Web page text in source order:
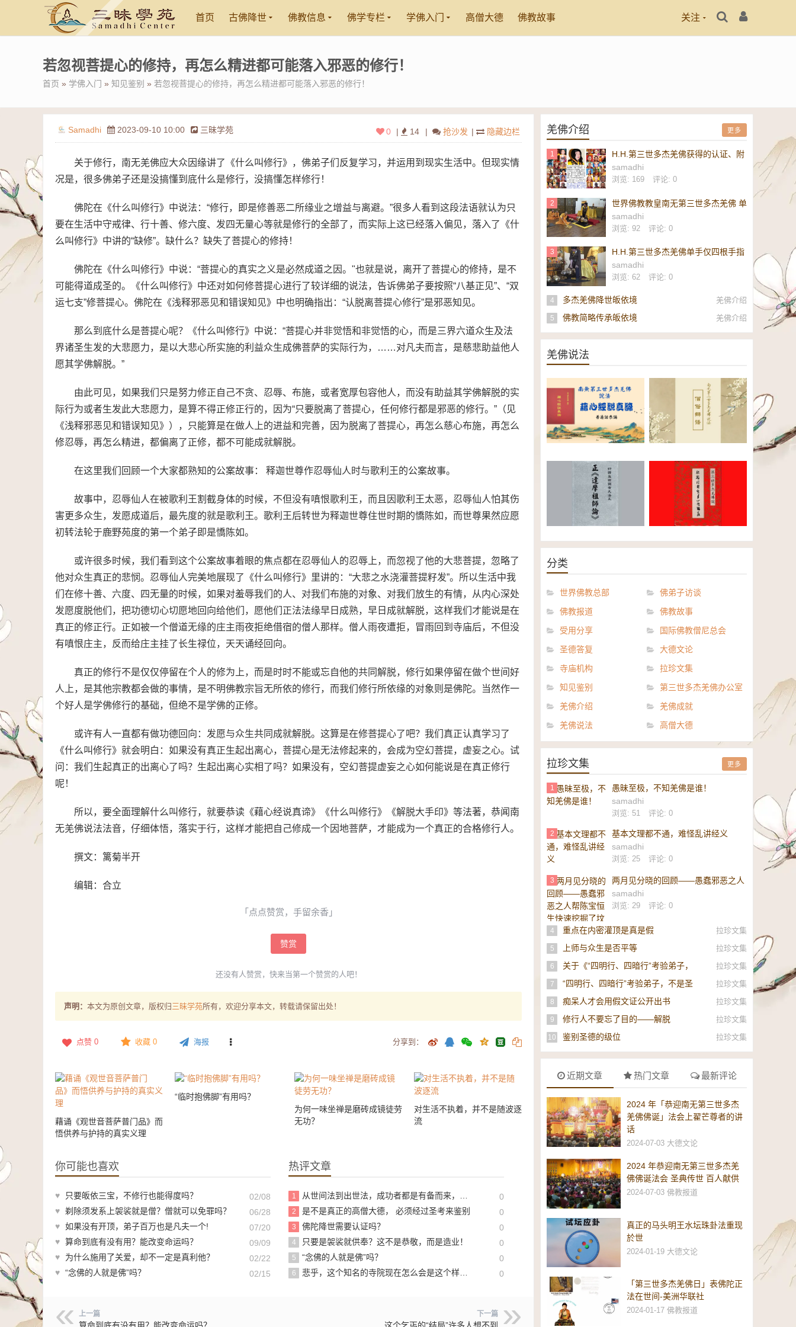
关注
首页 古佛降世 佛教信息 佛学专栏 学佛入门 高僧大德 佛教故事
若忽视菩提心的修持，再怎么精进都可能落入邪恶的修行！
首页 » 学佛入门 » 知见鉴别 » 若忽视菩提心的修持，再怎么精进都可能落入邪恶的修行！
Samadhi 2023-09-10 10:00 三昧学苑 | 隐藏边栏
| 抢沙发
| 14
0
关于修行，南无羌佛应大众因缘讲了《什么叫修行》，佛弟子们反复学习，并运用到现实生活中。但现实情
况是，很多佛弟子还是没搞懂到底什么是修行，没搞懂怎样修行！
佛陀在《什么叫修行》中说法：“修行，即是修善恶二所缘业之增益与离避。”很多人看到这段法语就认为只
要在生活中守戒律、行十善、修六度、发四无量心等就是修行的全部了，而实际上这已经落入偏见，落入了《什
么叫修行》中讲的“缺修”。缺什么？缺失了菩提心的修持！
佛陀在《什么叫修行》中说：“菩提心的真实之义是必然成道之因。"也就是说，离开了菩提心的修持，是不
可能得道成圣的。《什么叫修行》中还对如何修菩提心进行了较详细的说法，告诉佛弟子要按照“八基正见”、“双
运七支”修菩提心。佛陀在《浅释邪恶见和错误知见》中也明确指出：“认脱离菩提心修行”是邪恶知见。
那么到底什么是菩提心呢？《什么叫修行》中说：“菩提心并非觉悟和非觉悟的心，而是三界六道众生及法
界诸圣生发的大悲愿力，是以大悲心所实施的利益众生成佛菩萨的实际行为，……对凡夫而言，是慈悲助益他人
愿其学佛解脱。”
由此可见，如果我们只是努力修正自己不贪、忍辱、布施，或者宽厚包容他人，而没有助益其学佛解脱的实
际行为或者生发此大悲愿力，是算不得正修正行的，因为“只要脱离了菩提心，任何修行都是邪恶的修行。”（见
《浅释邪恶见和错误知见》），只能算是在做人上的进益和完善，因为脱离了菩提心，再怎么慈心布施，再怎么
修忍辱，再怎么精进，都偏离了正修，都不可能成就解脱。
在这里我们回顾一个大家都熟知的公案故事： 释迦世尊作忍辱仙人时与歌利王的公案故事。
故事中，忍辱仙人在被歌利王割截身体的时候，不但没有嗔恨歌利王，而且因歌利王太恶，忍辱仙人怕其伤
害更多众生，发愿成道后，最先度的就是歌利王。歌利王后转世为释迦世尊住世时期的憍陈如，而世尊果然应愿
初转法轮于鹿野苑度的第一个弟子即是憍陈如。
或许很多时候，我们看到这个公案故事着眼的焦点都在忍辱仙人的忍辱上，而忽视了他的大悲菩提，忽略了
他对众生真正的悲悯。忍辱仙人完美地展现了《什么叫修行》里讲的：“大悲之水浇灌菩提籽发”。所以生活中我
们在修十善、六度、四无量的时候，如果对羞辱我们的人、对我们布施的对象、对我们放生的有情，从内心深处
发愿度脱他们，把功德切心切愿地回向给他们，愿他们正法法缘早日成熟，早日成就解脱，这样我们才能说是在
真正的修正行。正如被一个僧道无缘的庄主雨夜拒绝借宿的僧人那样。僧人雨夜遭拒，冒雨回到寺庙后，不但没
有嗔恨庄主，反而给庄主挂了长生禄位，天天诵经回向。
真正的修行不是仅仅停留在个人的修为上，而是时时不能或忘自他的共同解脱，修行如果停留在做个世间好
人上，是其他宗教都会做的事情，是不明佛教宗旨无所依的修行，而我们修行所依缘的对象则是佛陀。当然作一
个好人是学佛修行的基础，但绝不是学佛的正修。
或许有人一直都有做功德回向：发愿与众生共同成就解脱。这算是在修菩提心了吧？我们真正认真学习了
《什么叫修行》就会明白：如果没有真正生起出离心，菩提心是无法修起来的，会成为空幻菩提，虚妄之心。试
问：我们生起真正的出离心了吗？生起出离心实相了吗？如果没有，空幻菩提虚妄之心如何能说是在真正修行
呢！
所以，要全面理解什么叫修行，就要恭读《藉心经说真谛》《什么叫修行》《解脱大手印》等法著，恭闻南
无羌佛说法法音，仔细体悟，落实于行，这样才能把自己修成一个因地菩萨，才能成为一个真正的合格修行人。
撰文：篱菊半开
编辑：合立
「点点赞赏，手留余香」
赞赏
还没有人赞赏，快来当第一个赞赏的人吧！
声明： 本文为原创文章，版权归 三昧学苑所有，欢迎分享本文，转载请保留出处！
点赞 0 收藏 0 海报 分享到：
藉诵《观世音菩萨普门品》而
悟供养与护持的真实义理
“临时抱佛脚”有用吗？
为何一味坐禅是磨砖成镜徒劳
无功？
对生活不执着，并不是随波逐
流
你可能也喜欢
♥ 只要皈依三宝，不修行也能得度吗？
02/08
♥
剃除须发系上袈裟就是僧？僧就可以免罪吗？
06/28
♥ 如果没有开顶，弟子百万也是凡夫一个!
07/20
♥ 算命到底有没有用？能改变命运吗？
09/09
♥
为什么施用了关爱，却不一定是真利他？
02/22
♥ “念佛的人就是佛”吗？ 02/15
热评文章
1 从世间法到出世法，成功者都是有备而来，我们做好准备了吗？ 0
2 是不是真正的高僧大德， 必须经过圣考来鉴别 0
3 佛陀降世需要认证吗？ 0
4 只要是袈裟就供奉？这不是恭敬，而是造业！ 0
5 “念佛的人就是佛”吗？ 0
6 悲乎，这个知名的寺院现在怎么会是这个样子啊？！ 0
上一篇 下一篇
更多
羌佛介绍
1
H.H.第三世多杰羌佛获得的认证、附
议、恭贺
samadhi
浏览: 169 评论: 0
2
世界佛教教皇南无第三世多杰羌佛 单
手勾提 437.2 磅金刚杵-维加斯新闻
报
samadhi
浏览: 92 评论: 0
3
H.H.第三世多杰羌佛单手仅四根手指
勾起 437.2 磅重的镇殿金刚杵-美新
社
samadhi
浏览: 62 评论: 0
4 多杰羌佛降世皈依境 羌佛介绍
5 佛教简略传承皈依境 羌佛介绍
羌佛说法
真谛》普通话恭诵（全）电子书
辩语
分类
世界佛教总部
佛弟子访谈
佛教报道
佛教故事
受用分享
国际佛教僧尼总会
圣德答复
大德文论
寺庙机构
拉珍文集
知见鉴别
第三世多杰羌佛办公室
羌佛介绍
羌佛成就
羌佛说法
高僧大德
更多
拉珍文集
1
愚昧至极，不知羌佛是谁！
samadhi
浏览: 51 评论: 0
2
基本文理都不通，难怪乱讲经义
samadhi
浏览: 25 评论: 0
3
两月见分晓的回顾——愚蠢邪恶之人
帮陈宝恒生快速挖掘了坟墓
samadhi
浏览: 29 评论: 0
4 重点在内密灌顶是真是假 拉珍文集
5 上师与众生是否平等 拉珍文集
6
关于《“四明行、四暗行”考验弟子，
不是圣者，即是邪师》的补充
拉珍文集
7
“四明行、四暗行”考验弟子，不是圣
者，即是邪师！
拉珍文集
8 痴呆人才会用假文证公开出书 拉珍文集
9 修行人不要忘了目的——解脱 拉珍文集
10 鉴别圣德的级位 拉珍文集
近期文章 热门文章 最新评论
2024 年「恭迎南无第三世多杰
羌佛佛诞」法会上翟芒尊者的讲
话
2024-07-03 大德文论
2024 年恭迎南无第三世多杰羌
佛佛诞法会 圣典传世 百人献供
2024-07-03 佛教报道
真正的马头明王水坛珠卦法重现
於世
2024-01-19 大德文论
「第三世多杰羌佛日」表佛陀正
法在世间-美洲华联社
2024-01-17 佛教报道